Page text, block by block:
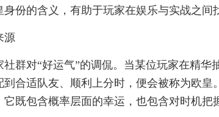
份的含义，有助于玩家在娱乐与实战之间
源
群对“好运气”的调侃。当某位玩家在精华
合适队友、顺利上分时，便会被称为欧皇
既包含概率层面的幸运，也包含对时机把